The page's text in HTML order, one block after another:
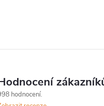
hodnocení